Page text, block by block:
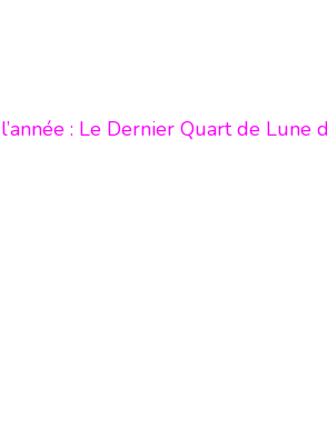
: Le Dernier Quart de Lune